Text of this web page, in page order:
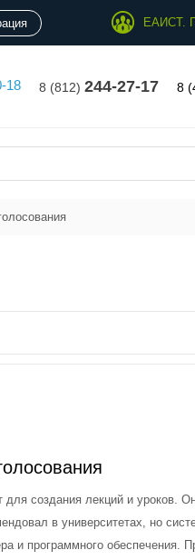
ЕАИСТ.
18 8 (812) 244-27-17 8
создания лекций и уроков.
в университетах, но
и программного